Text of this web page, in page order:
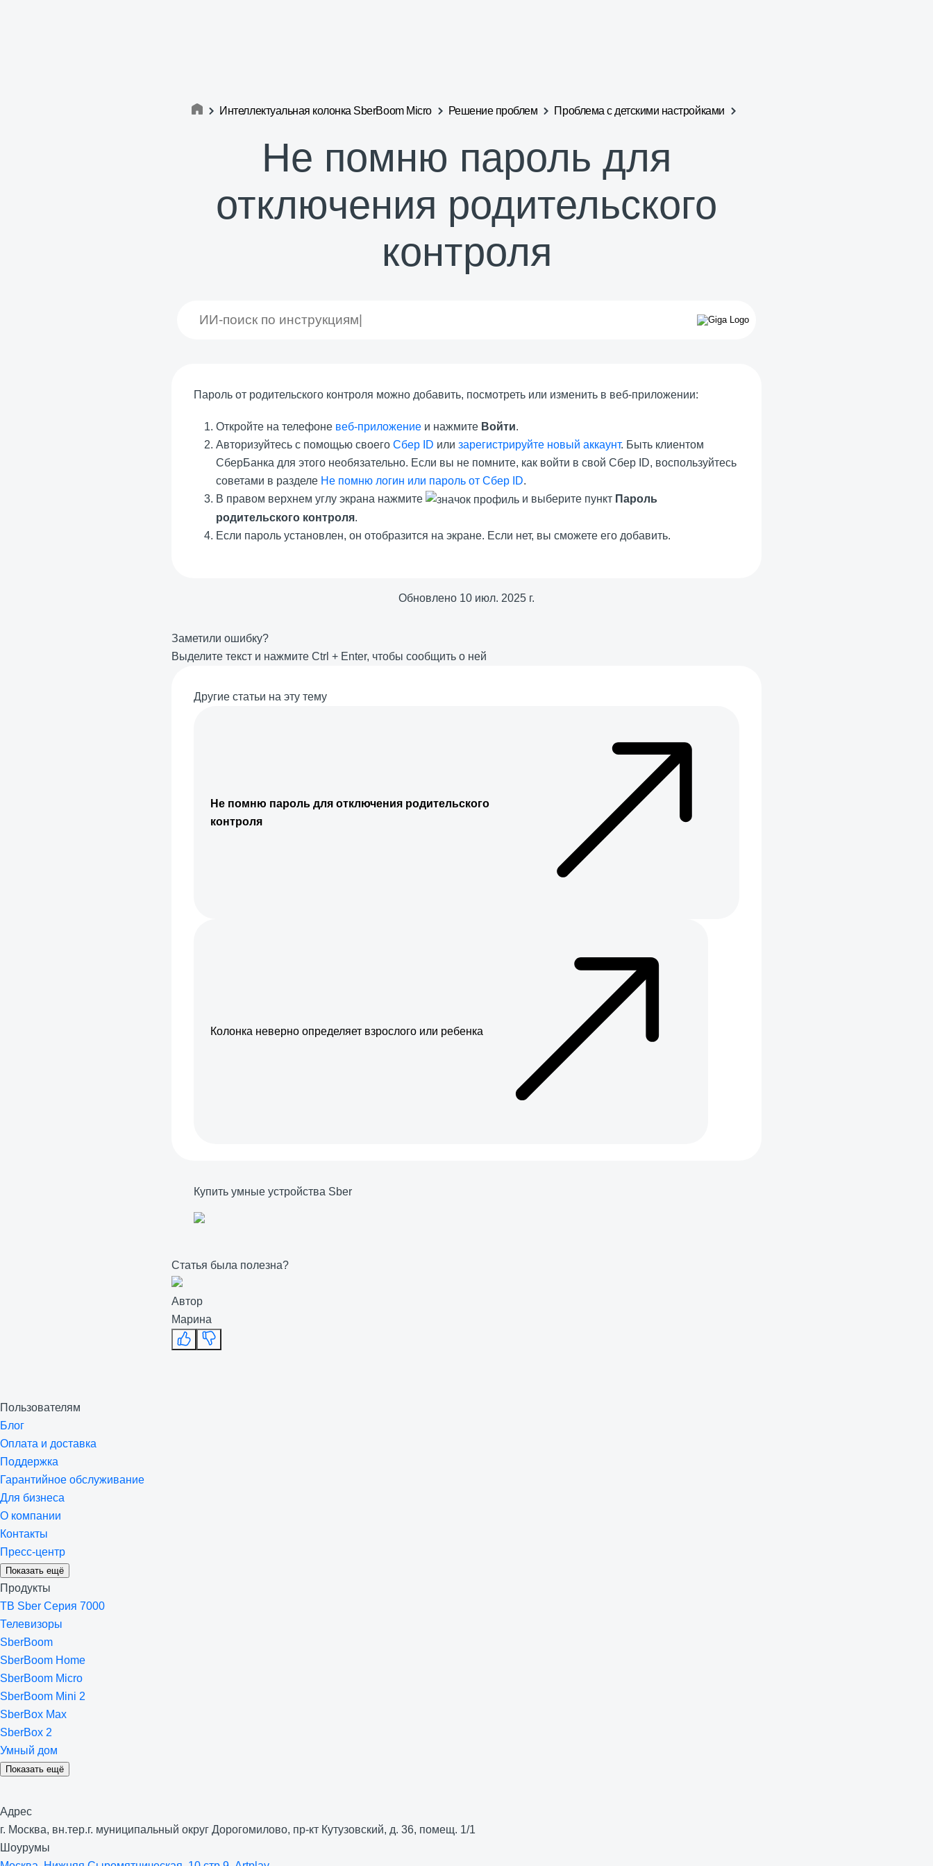
Интеллектуальная колонка SberBoom Micro Решение проблем Проблема с детскими настройками
Не помню пароль для
отключения родительского
контроля
Пароль от родительского контроля можно добавить, посмотреть или изменить в веб-приложении:
Откройте на телефоне веб-приложение и нажмите Войти.
Авторизуйтесь с помощью своего Сбер ID или зарегистрируйте новый аккаунт. Быть клиентом
СберБанка для этого необязательно. Если вы не помните, как войти в свой Сбер ID, воспользуйтесь
советами в разделе Не помню логин или пароль от Сбер ID.
В правом верхнем углу экрана нажмите
и выберите пункт Пароль
родительского контроля.
Если пароль установлен, он отобразится на экране. Если нет, вы сможете его добавить.
Обновлено 10 июл. 2025 г.
Заметили ошибку?
Выделите текст и нажмите Ctrl + Enter, чтобы сообщить о ней
Другие статьи на эту тему
Не помню пароль для отключения родительского
контроля
Колонка неверно определяет взрослого или ребенка
Купить умные устройства Sber
Статья была полезна?
Автор
Марина
Пользователям
Блог
Оплата и доставка
Поддержка
Гарантийное обслуживание
Для бизнеса
О компании
Контакты
Пресс-центр
Показать ещё
Продукты
ТВ Sber Серия 7000
Телевизоры
SberBoom
SberBoom Home
SberBoom Micro
SberBoom Mini 2
SberBox Max
SberBox 2
Умный дом
Показать ещё
Адрес
г. Москва, вн.тер.г. муниципальный округ Дорогомилово, пр-кт Кутузовский, д. 36, помещ. 1/1
Шоурумы